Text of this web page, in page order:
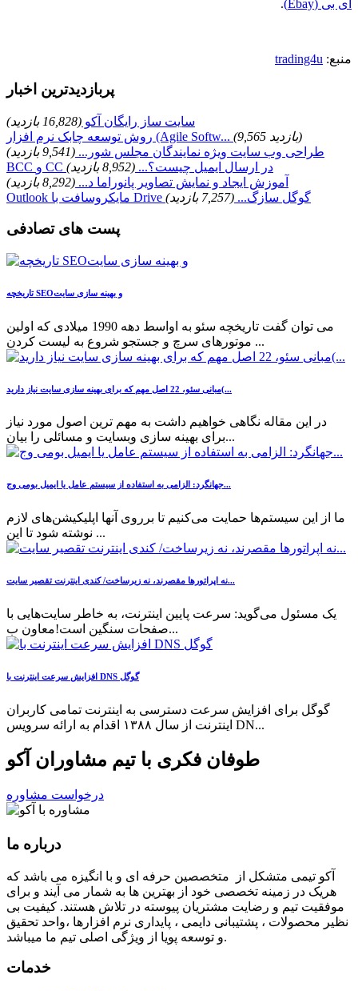
ای بی (Ebay) .
منبع: trading4u
پربازدیدترین اخبار
سایت ساز رایگان آکو (16,828 بازدید)
روش توسعه چابک نرم افزار (Agile Softw...
(9,565 بازدید)
طراحی وب سایت ویژه نمایندگان مجلس شور... (9,541 بازدید)
BCC و CC در ارسال ایمیل چیست؟... (8,952 بازدید)
آموزش ایجاد و نمایش تصاویر پانوراما د... (8,292 بازدید)
Outlook مایکروسافت با Drive گوگل سازگ... (7,257 بازدید)
پست های تصادفی
تاریخچه SEOو بهینه سازی سایت
می توان گفت تاریخچه سئو به اواسط دهه 1990 میلادی که اولین
موتورهای سرچ و جستجو شروع به لیست کردن ...
مبانی سئو، 22 اصل مهم که برای بهینه سازی سایت نیاز دارید(...
در این مقاله نگاهی خواهیم داشت به مهم ترین اصول مورد نیاز
برای بهینه سازی وبسایت و مسائلی را بیان...
جهانگرد: الزامی به استفاده از سیستم عامل یا ایمیل بومی وج...
ما از این سیستم‌ها حمایت می‌کنیم تا برروی آنها اپلیکیشن‌های لازم
نوشته شود تا این ...
نه اپراتورها مقصرند، نه زیرساخت/ کندی اینترنت تقصیر سایت‌...
یک مسئول می‌گوید: سرعت پایین اینترنت، به خاطر سایت‌هایی با
صفحات سنگین است!معاون ب...
افزایش سرعت اینترنت با DNS گوگل
گوگل برای افزایش سرعت دسترسی به اینترنت تمامی کاربران
اینترنت از سال ۱۳۸۸ اقدام به ارائه سرویس DN...
طوفان فکری با تیم مشاوران آکو
درخواست مشاوره
درباره ما
آكو تيمی متشکل از متخصصین حرفه ای و با انگیزه می باشد که
هریک در زمینه تخصصی خود از بهترین ها به شمار می آیند و برای
موفقیت تيم و رضایت مشتریان پیوسته در تلاش هستند. کیفیت بی
نظير محصولات ، پشتیبانی دايمی ، پایداری نرم افزارها ،واحد تحقیق
و توسعه پویا از ویژگی اصلی تیم ما میباشد.
خدمات